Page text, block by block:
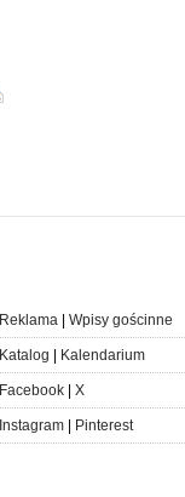
Reklama| Wpisy gościnne
Katalog Kalendarium
Facebook| X
Instagram| Pinterest